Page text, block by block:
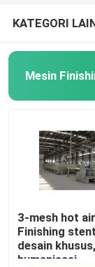
Scouring
Lini
KATEGORI
Mesin
3-mesh hot air
Finishing
desain khusus,
humanisasi